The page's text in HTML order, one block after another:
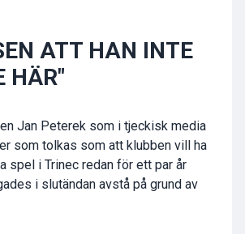
ATT HAN INTE
HÄR"
Jan Peterek som i tjeckisk media
som tolkas som att klubben vill ha
spel i Trinec redan för ett par år
i slutändan avstå på grund av